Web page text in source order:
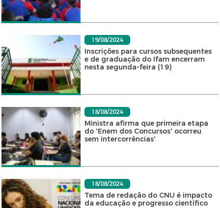
19/08/2024
Inscrições para cursos subsequentes
e de graduação do Ifam encerram
nesta segunda-feira (19)
18/08/2024
Ministra afirma que primeira etapa
do 'Enem dos Concursos' ocorreu
sem intercorrências'
18/08/2024
Tema de redação do CNU é impacto
da educação e progresso científico